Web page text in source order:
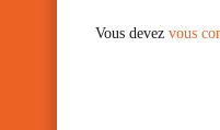
Vous devez vous